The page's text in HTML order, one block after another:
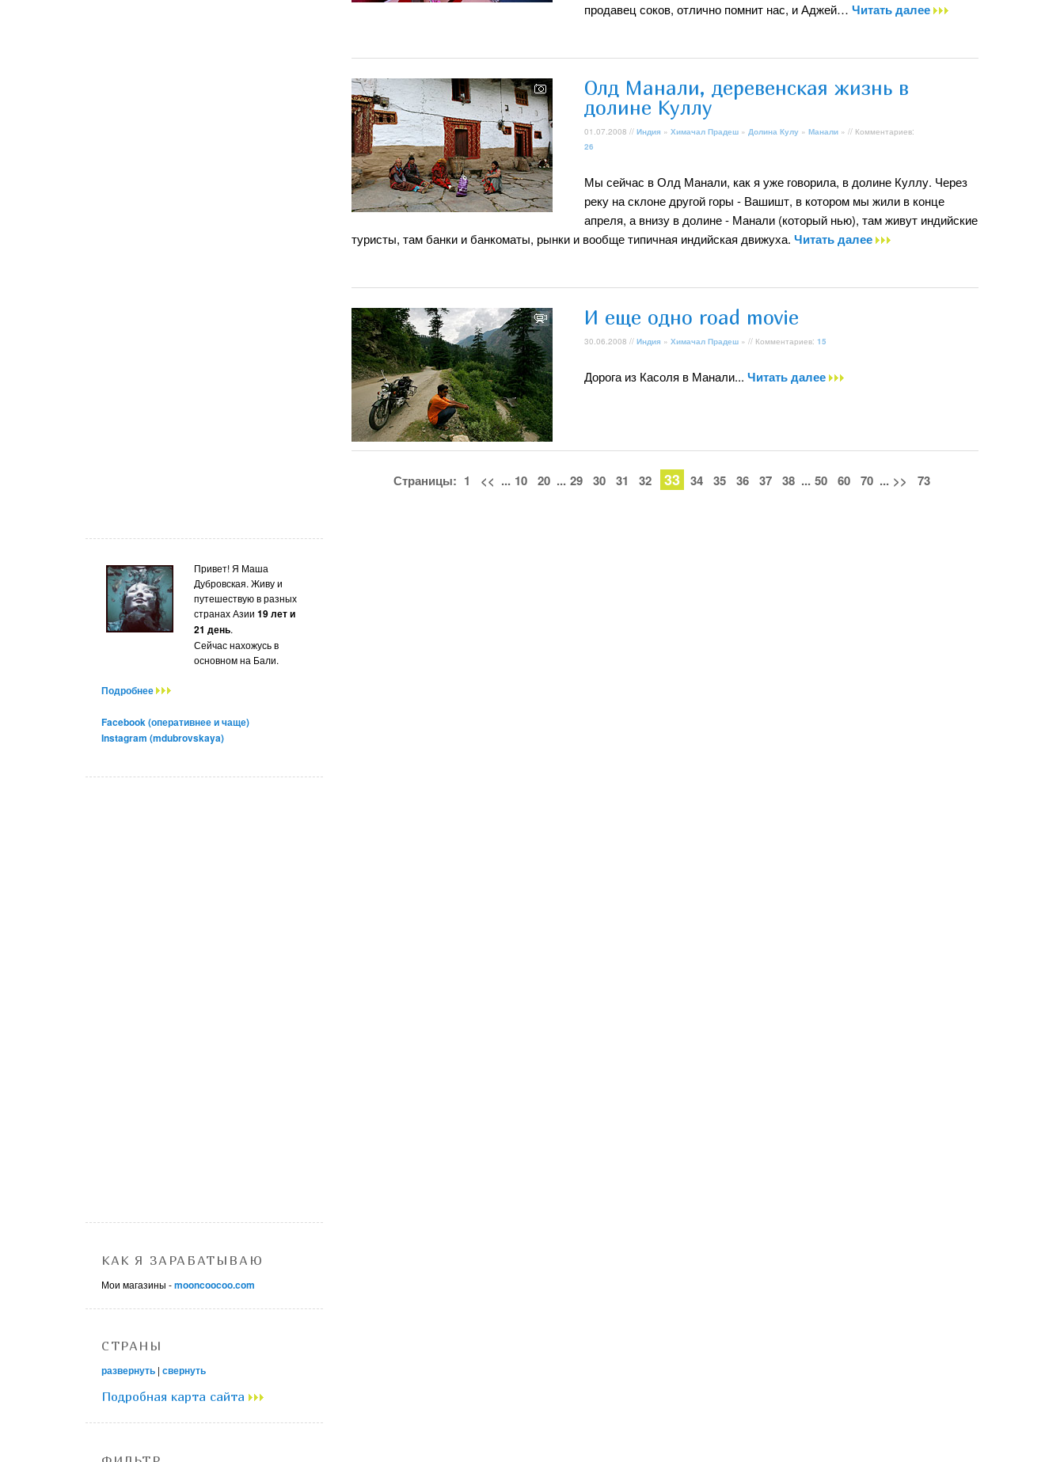
продавец соков, отлично помнит нас, и Аджей… Читать далее
Олд Манали, деревенская жизнь в
долине Куллу
01.07.2008 // Индия » Химачал Прадеш » Долина Кулу » Манали » // Комментариев:
26
Мы сейчас в Олд Манали, как я уже говорила, в долине Куллу. Через
реку на склоне другой горы - Вашишт, в котором мы жили в конце
апреля, а внизу в долине - Манали (который нью), там живут индийские
туристы, там банки и банкоматы, рынки и вообще типичная индийская движуха. Читать далее
И еще одно road movie
30.06.2008 // Индия » Химачал Прадеш » // Комментариев: 15
Дорога из Касоля в Манали... Читать далее
Страницы: 1 << ... 10 20 ... 29 30 31 32 33 34 35 36 37 38 ... 50 60 70 ... >> 73
Привет! Я Маша
Дубровская. Живу и
путешествую в разных
странах Азии 19 лет и
21 день.
Сейчас нахожусь в
основном на Бали.
Подробнее
Facebook (оперативнее и чаще)
Instagram (mdubrovskaya)
КАК Я ЗАРАБАТЫВАЮ
Мои магазины -mooncoocoo.com
СТРАНЫ
развернуть | свернуть
Подробная карта сайта